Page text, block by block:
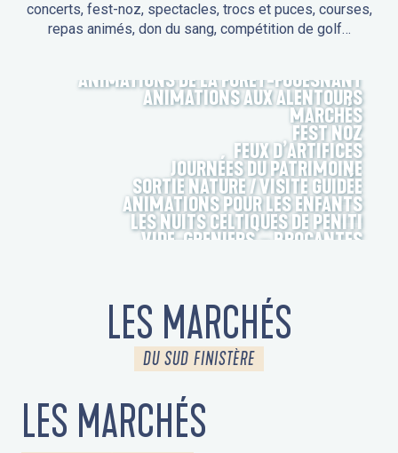
concerts, fest-noz, spectacles, trocs et puces, courses,
repas animés, don du sang, compétition de golf…
ANIMATIONS DE LA FORÊT-FOUESNANT
ANIMATIONS AUX ALENTOURS
MARCHÉS
FEST NOZ
FEUX D’ARTIFICES
JOURNÉES DU PATRIMOINE
SORTIE NATURE / VISITE GUIDÉE
ANIMATIONS POUR LES ENFANTS
LES NUITS CELTIQUES DE PENITI
VIDE-GRENIERS – BROCANTES
LES MARCHÉS
DU SUD FINISTÈRE
LES MARCHÉS